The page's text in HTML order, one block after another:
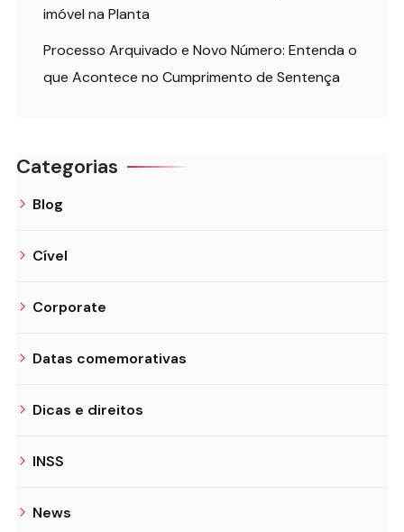
imóvel na Planta
Processo Arquivado e Novo Número: Entenda o
que Acontece no Cumprimento de Sentença
Categorias
Blog
Cível
Corporate
Datas comemorativas
Dicas e direitos
INSS
News